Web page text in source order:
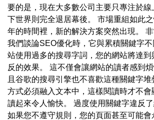
要的是，現在大多數公司主要只專注於線
下世界則完全退居幕後。 市場重組如此
年的時間裡，新的解決方案突然出現。
我們談論SEO優化時，它與累積關鍵字
站使用過多的搜尋字詞，您的網站將達到
反的效果。 這不僅會讓網站的讀者感到
且谷歌的搜尋引擎也不喜歡這種關鍵字
方式必須融入文本中，這樣閱讀時才不會
讀起來令人愉快。 過度使用關鍵字違反了
如果您不遵守規則，您的頁面甚至可能會